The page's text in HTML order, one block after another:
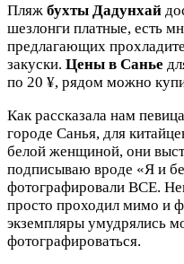
Пляж бухты Дадунхай
шезлонги платные, есть
предлагающих
закуски. Цены в Санье
по 20 ¥, рядом можно
Как рассказала нам
городе Санья, для
белой женщиной, они
подписываю вроде «Я и
фотографировали ВСЕ.
просто проходил мимо и
экземпляры умудрялись
фотографироваться.